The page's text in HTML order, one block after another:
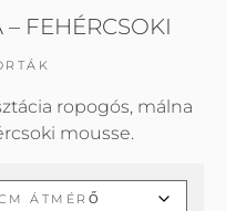
FEHÉRCSOKI
ropogós, málna
mousse.